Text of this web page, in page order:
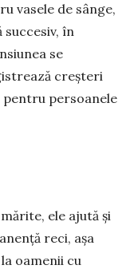
vasele de sânge,
succesiv, în
se
creșteri
pentru per­soanele
ele ajută și
reci, așa
oamenii cu